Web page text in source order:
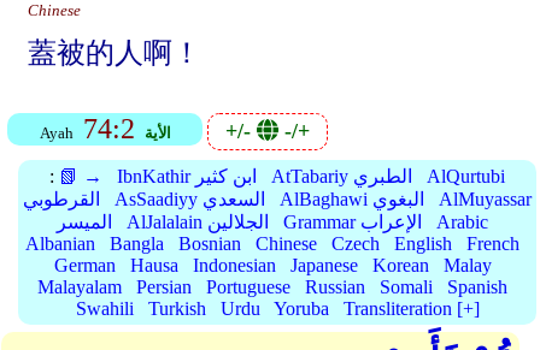
Chinese
蓋被的人啊！
Ayah 74:2 الأية +/- -/+
: 📗 → IbnKathir ابن كثير AtTabariy الطبري
AlQurtubi
القرطوبي
AsSaadiyy السعدي AlBaghawi البغوي
AlMuyassar
الميسر
AlJalalain الجلالين Grammar الإعراب
Arabic
Albanian
Bangla Bosnian Chinese Czech English
French
German
Hausa Indonesian Japanese Korean
Malay
Malayalam
Persian Portuguese Russian Somali
Spanish
Swahili
Turkish Urdu Yoruba Transliteration [+]